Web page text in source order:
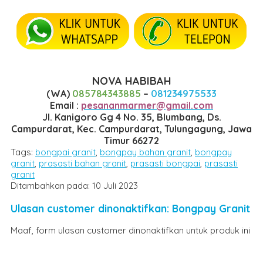
NOVA HABIBAH
(WA) 085784343885 – 081234975533
Email : pesananmarmer@gmail.com
Jl. Kanigoro Gg 4 No. 35, Blumbang, Ds.
Campurdarat, Kec. Campurdarat, Tulungagung, Jawa
Timur 66272
Tags: bongpai granit, bongpay bahan granit, bongpay
granit, prasasti bahan granit, prasasti bongpai, prasasti
granit
Ditambahkan pada: 10 Juli 2023
Ulasan customer dinonaktifkan: Bongpay Granit
Maaf, form ulasan customer dinonaktifkan untuk produk ini